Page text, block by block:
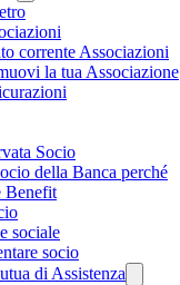
corrente Associazioni
la tua Associazione
Socio
della Banca perché
Benefit
sociale
socio
di Assistenza